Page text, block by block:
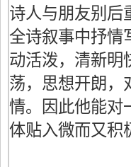
诗人与朋友别后
全诗叙事中抒情
动活泼，清新明
荡，思想开朗，
情。因此他能对
体贴入微而又积